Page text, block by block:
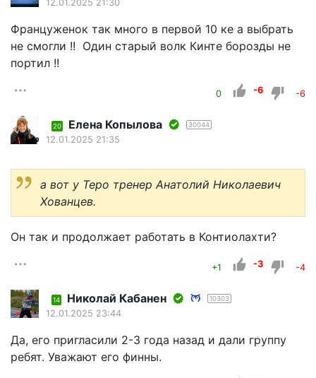
12.01.2025 21:30
Француженок так много в первой 10 ке а выбрать
не смогли !! Один старый волк Кинте борозды не
портил !!
0 -6 -6
20 Елена Копылова 30044
12.01.2025 21:35
а вот у Теро тренер Анатолий Николаевич
Хованцев.
Он так и продолжает работать в Контиолахти?
+1 -3 -4
14 Николай Кабанен 10303
12.01.2025 23:44
Да, его пригласили 2-3 года назад и дали группу
ребят. Уважают его финны.